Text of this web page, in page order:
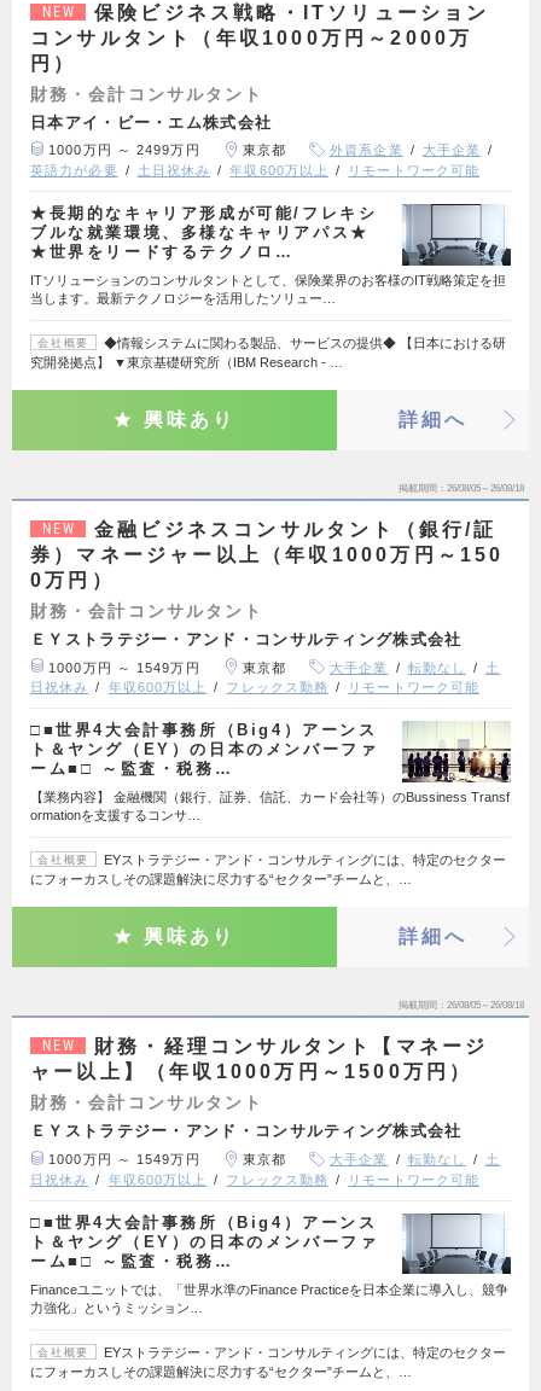
NEW
保険ビジネス戦略・ITソリューション
コンサルタント（年収1000万円～2000万
円）
財務・会計コンサルタント
日本アイ・ビー・エム株式会社
1000万円 ～ 2499万円 東京都 外資系企業
大手企業
英語力が必要
土日祝休み 年収600万以上 リモートワーク可能
★長期的なキャリア形成が可能/フレキシ
ブルな就業環境、多様なキャリアパス★
★世界をリードするテクノロ…
ITソリューションのコンサルタントとして、保険業界のお客様のIT戦略策定を担
当します。最新テクノロジーを活用したソリュー…
会社概要
◆情報システムに関わる製品、サービスの提供◆ 【日本における研
究開発拠点】 ▼東京基礎研究所（IBM Research - …
興味あり 詳細へ
掲載期間 26/08/05～26/08/18
NEW
金融ビジネスコンサルタント（銀行/証
券）マネージャー以上（年収1000万円～150
0万円）
財務・会計コンサルタント
ＥＹストラテジー・アンド・コンサルティング株式会社
1000万円 ～ 1549万円 東京都 大手企業 転勤なし
土
日祝休み
年収600万以上 フレックス勤務 リモートワーク可能
□■世界4大会計事務所（Big4）アーンス
ト＆ヤング（EY）の日本のメンバーファ
ーム■□ ～監査・税務…
【業務内容】 金融機関（銀行、証券、信託、カード会社等）のBussiness Transf
ormationを支援するコンサ…
会社概要
EYストラテジー・アンド・コンサルティングには、特定のセクター
にフォーカスしその課題解決に尽力する“セクター”チームと、…
興味あり 詳細へ
掲載期間 26/08/05～26/08/18
NEW
財務・経理コンサルタント【マネージ
ャー以上】（年収1000万円～1500万円）
財務・会計コンサルタント
ＥＹストラテジー・アンド・コンサルティング株式会社
1000万円 ～ 1549万円 東京都 大手企業 転勤なし
土
日祝休み
年収600万以上 フレックス勤務 リモートワーク可能
□■世界4大会計事務所（Big4）アーンス
ト＆ヤング（EY）の日本のメンバーファ
ーム■□ ～監査・税務…
Financeユニットでは、「世界水準のFinance Practiceを日本企業に導入し、競争
力強化」というミッション…
会社概要
EYストラテジー・アンド・コンサルティングには、特定のセクター
にフォーカスしその課題解決に尽力する“セクター”チームと、…